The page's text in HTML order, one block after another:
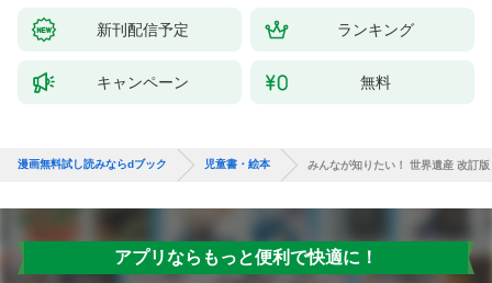
新刊配信予定 ランキング
キャンペーン 無料
漫画無料試し読みならdブック 児童書・絵本 みんなが知りたい！ 世界遺産 改訂
アプリならもっと便利で快適に！